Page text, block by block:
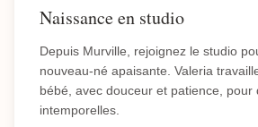
Naissance en studio
Depuis Murville, rejoignez le studio
nouveau-né apaisante. Valeria
bébé, avec douceur et patience, pour
intemporelles.